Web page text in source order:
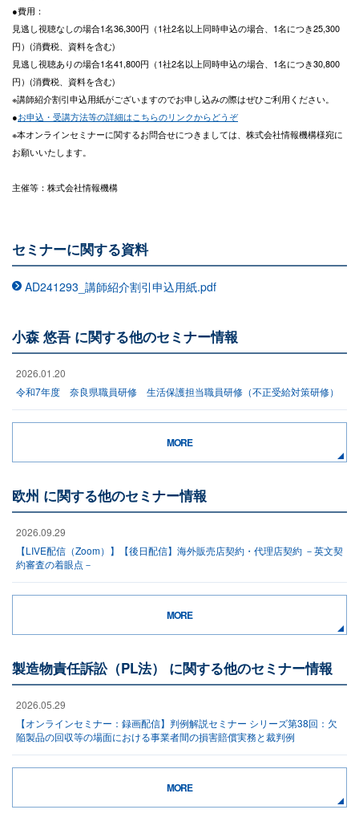
●費用：
見逃し視聴なしの場合1名36,300円（1社2名以上同時申込の場合、1名につき25,300
円）(消費税、資料を含む)
見逃し視聴ありの場合1名41,800円（1社2名以上同時申込の場合、1名につき30,800
円）(消費税、資料を含む)
※講師紹介割引申込用紙がございますのでお申し込みの際はぜひご利用ください。
●お申込・受講方法等の詳細はこちらのリンクからどうぞ
※本オンラインセミナーに関するお問合せにつきましては、株式会社情報機構様宛に
お願いいたします。
主催等：株式会社情報機構
セミナーに関する資料
AD241293_講師紹介割引申込用紙.pdf
小森 悠吾 に関する他のセミナー情報
2026.01.20
令和7年度 奈良県職員研修 生活保護担当職員研修（不正受給対策研修）
MORE
欧州 に関する他のセミナー情報
2026.09.29
【LIVE配信（Zoom）】【後日配信】海外販売店契約・代理店契約 －英文契
約審査の着眼点－
MORE
製造物責任訴訟（PL法） に関する他のセミナー情報
2026.05.29
【オンラインセミナー：録画配信】判例解説セミナー シリーズ第38回：欠
陥製品の回収等の場面における事業者間の損害賠償実務と裁判例
MORE